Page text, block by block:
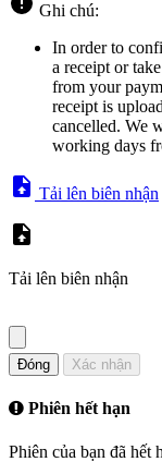
Ghi chú:
In order to
a receipt or
from your
receipt is
cancelled. We
working days
Tải lên biên nhận
Tải lên biên nhận
Đóng Xác nhận
Phiên hết hạn
Phiên của bạn đã hết